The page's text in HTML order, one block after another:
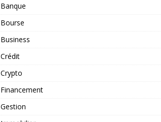
Banque
Bourse
Business
Crédit
Crypto
Financement
Gestion